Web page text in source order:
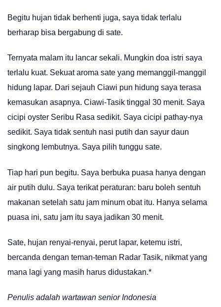
Begitu hujan tidak berhenti juga, saya tidak terlalu
berharap bisa bergabung di sate.
Ternyata malam itu lancar sekali. Mungkin doa istri saya
terlalu kuat. Sekuat aroma sate yang memanggil-manggil
hidung lapar. Dari sejauh Ciawi pun hidung saya terasa
kemasukan asapnya. Ciawi-Tasik tinggal 30 menit. Saya
cicipi oyster Seribu Rasa sedikit. Saya cicipi pathay-nya
sedikit. Saya tidak sentuh nasi putih dan sayur daun
singkong lembutnya. Saya pilih tunggu sate.
Tiap hari pun begitu. Saya berbuka puasa hanya dengan
air putih dulu. Saya terikat peraturan: baru boleh sentuh
makanan setelah satu jam minum obat itu. Hanya selama
puasa ini, satu jam itu saya jadikan 30 menit.
Sate, hujan renyai-renyai, perut lapar, ketemu istri,
bercanda dengan teman-teman Radar Tasik, nikmat yang
mana lagi yang masih harus didustakan.*
Penulis adalah wartawan senior Indonesia